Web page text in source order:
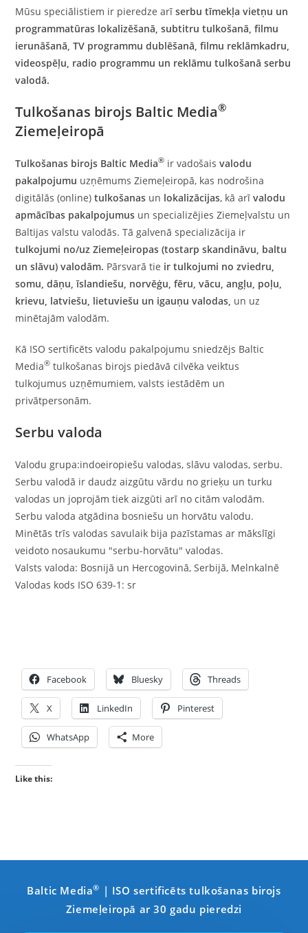
Mūsu speciālistiem ir pieredze arīserbu tīmekļa vietņu un
programmatūras lokalizēšanā, subtitru tulkošanā, filmu
ierunāšanā, TV programmu dublēšanā, filmu reklāmkadru,
videospēļu, radio programmu un reklāmu tulkošanā serbu
valodā.
Tulkošanas birojs Baltic Media®
Ziemeļeiropā
Tulkošanas birojs Baltic Media® ir vadošaisvalodu
pakalpojumu uzņēmums Ziemeļeiropā, kas nodrošina
digitālās (online)tulkošanas un lokalizācijas, kā arīvalodu
apmācības pakalpojumus un specializējies Ziemeļvalstu un
Baltijas valstu valodās. Tā galvenā specializācija ir
tulkojumi no/uzZiemeļeiropas (tostarp skandināvu, baltu
un slāvu) valodām. Pārsvarā tie irtulkojumi no zviedru
somu, dāņu ,īslandiešu norvēģu ,fēru ,vācu ,angļu poļu
krievu, latviešu lietuviešu un igauņu valodas un uz
minētajām valodām.
Kā ISO sertificēts valodu pakalpojumu sniedzējs Baltic
Media® tulkošanas birojs piedāvā cilvēka veiktus
tulkojumus uzņēmumiem, valsts iestādēm un
privātpersonām.
Serbu valoda
Valodu grupa:indoeiropiešu valodas, slāvu valodas, serbu.
Serbu valodā ir daudz aizgūtu vārdu no grieķu un turku
valodas un joprojām tiek aizgūti arī no citām valodām.
Serbu valoda atgādina bosniešu un horvātu valodu.
Minētās trīs valodas savulaik bija pazīstamas ar mākslīgi
veidoto nosaukumu "serbu-horvātu" valodas.
Valsts valoda: Bosnijā un Hercogovinā, Serbijā, Melnkalnē
Valodas kods ISO 639-1: sr
Facebook Bluesky Threads
X LinkedIn Pinterest
WhatsApp More
Like this:
Baltic Media® | ISO sertificēts tulkošanas birojs
Ziemeļeiropā ar 30 gadu pieredzi